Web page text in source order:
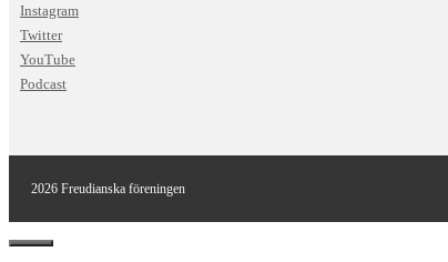
Instagram
Twitter
YouTube
Podcast
2026 Freudianska föreningen
Stäng